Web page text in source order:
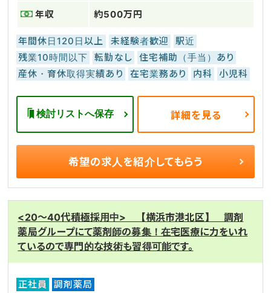
年収 約500万円
年間休日120日以上 未経験者歓迎
駅近
残業10時間以下
転勤なし
住宅補助（手当）あり
産休・育休取得実績あり
在宅業務あり 内科 小児科
検討リストへ保存 詳細を見る
希望の求人を紹介してもらう
<20～40代積極採用中> 【横浜市港北区】 調剤
薬局グループにて薬剤師の募集！在宅医療に力をいれ
ているので専門的な技術も習得可能です。
正社員 調剤薬局